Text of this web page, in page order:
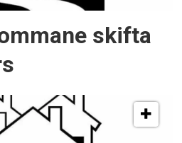
skifta